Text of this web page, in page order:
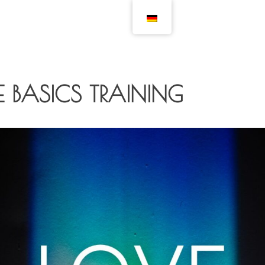
BASICS TRAINING